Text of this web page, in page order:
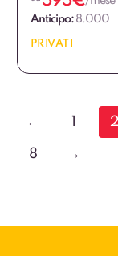
Anticipo: 8.000
PRIVATI
← 1 2
8 →